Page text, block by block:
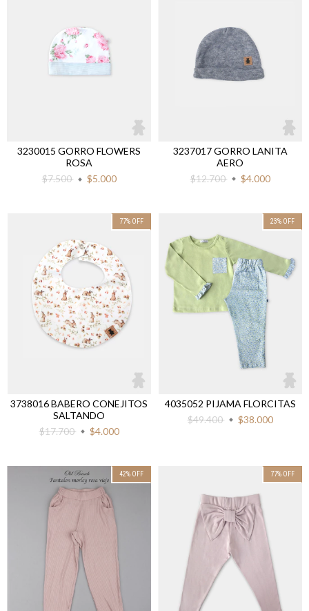
3230015 GORRO FLOWERS
ROSA
$7.500
$5.000
3237017 GORRO LANITA
AERO
$12.700
$4.000
77% OFF
3738016 BABERO CONEJITOS
SALTANDO
$17.700
$4.000
23% OFF
4035052 PIJAMA FLORCITAS
$49.400
$38.000
42% OFF 77% OFF